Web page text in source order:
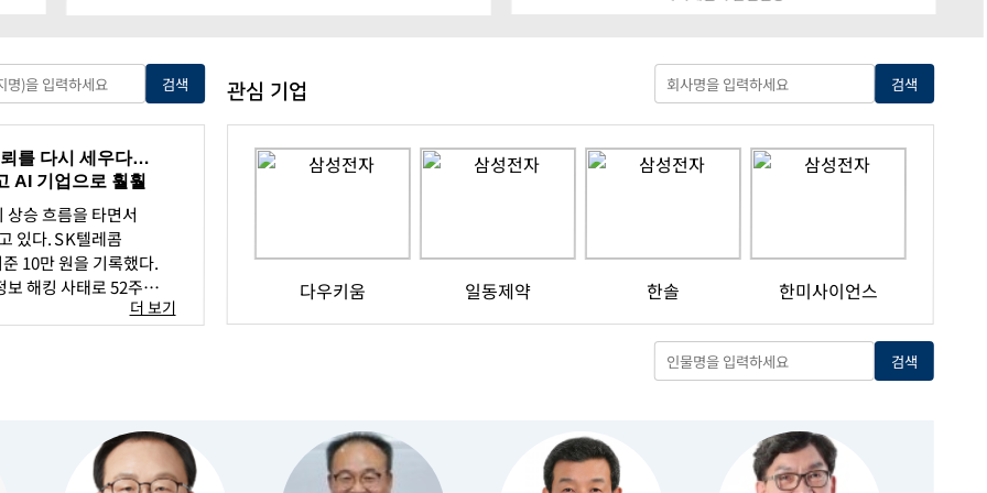
검색
를 다시 세우다…
AI 기업으로 훨훨
승 흐름을 타면서
있다. SK텔레콤
10만 원을 기록했다.
해킹 사태로 52주
주저앉았던 암흑기를더 보기
관심 기업 검색
다우키움 일동제약 한솔 한미사이언스
검색